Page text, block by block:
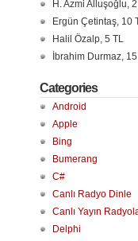
H. Azmi Alluşoğlu,
Ergün Çetintaş, 10
Halil Özalp, 5 TL
İbrahim Durmaz,
Categories
Android
Apple
Bing
Bumerang
C#
Canlı Radyo Dinle
Canlı Yayın
Delphi